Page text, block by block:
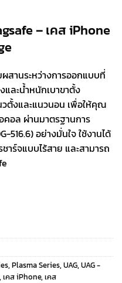
– เคส iPhone
สานระหว่างการออกแบบที่
ละน้ำหนักเบาขาตั้ง
วตั้งและแนวนอน เพื่อให้คุณ
อล ผ่านมาตรฐานการ
516.6) อย่างมั่นใจ ใช้งานได้
าร์จแบบไร้สาย และสามารถ
, Plasma Series, UAG, UAG -
, เคส iPhone, เคส